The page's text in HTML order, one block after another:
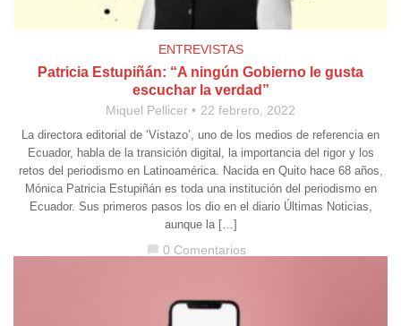
ENTREVISTAS
Patricia Estupiñán: “A ningún Gobierno le gusta
escuchar la verdad”
Miquel Pellicer 22 febrero, 2022
La directora editorial de ‘Vistazo’, uno de los medios de referencia en
Ecuador, habla de la transición digital, la importancia del rigor y los
retos del periodismo en Latinoamérica. Nacida en Quito hace 68 años,
Mónica Patricia Estupiñán es toda una institución del periodismo en
Ecuador. Sus primeros pasos los dio en el diario Últimas Noticias,
aunque la […]
chat_bubble 0 Comentarios